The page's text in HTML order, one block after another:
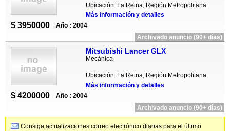
Ubicación: La Reina, Región Metropolitana
Más información y detalles
$ 3950000
Año : 2004
Archivado anuncio (90+ días)
Mitsubishi Lancer GLX
Mecánica
Ubicación: La Reina, Región Metropolitana
Más información y detalles
$ 4200000
Año : 2004
Archivado anuncio (90+ días)
Consiga actualizaciones correo electrónico diarias para el último